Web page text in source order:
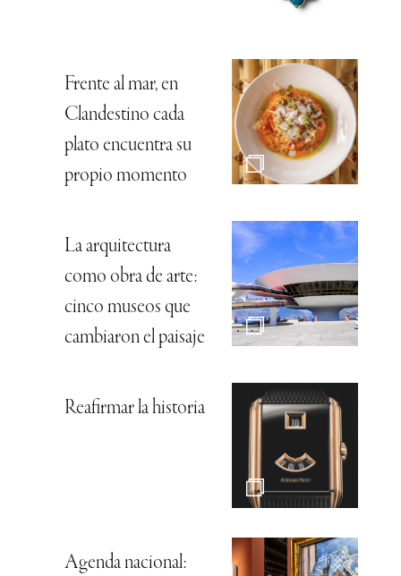
Frente al mar, en
Clandestino cada
plato encuentra su
propio momento
La arquitectura
como obra de arte:
cinco museos que
cambiaron el paisaje
Reafirmar la historia
Agenda nacional: